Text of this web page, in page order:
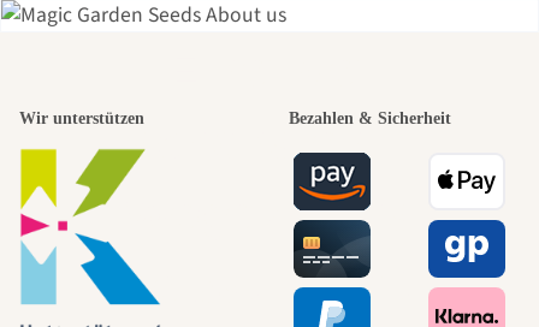
schönsten
Wege zu uns
selbst führt
Wir unterstützen Bezahlen & Sicherheit